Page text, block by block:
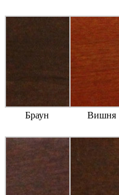
Браун Вишня